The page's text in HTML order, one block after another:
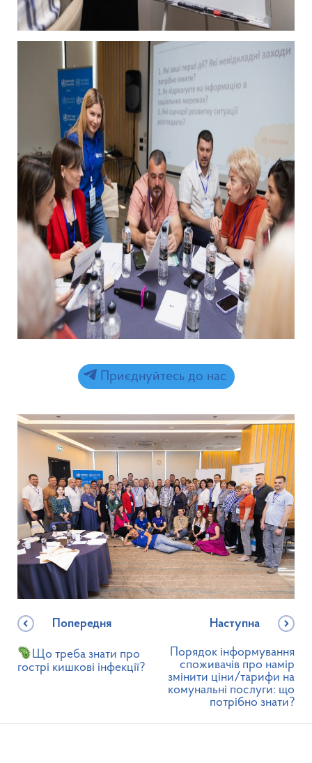
Приєднуйтесь до нас
Попередня
Що треба знати про
гострі кишкові інфекції?
Наступна
Порядок інформування
споживачів про намір
змінити ціни/тарифи на
комунальні послуги: що
потрібно знати?